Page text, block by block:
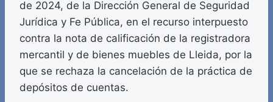
de 2024, de la Dirección General de Seguridad
Jurídica y Fe Pública, en el recurso interpuesto
contra la nota de calificación de la registradora
mercantil y de bienes muebles de Lleida, por la
que se rechaza la cancelación de la práctica de
depósitos de cuentas.